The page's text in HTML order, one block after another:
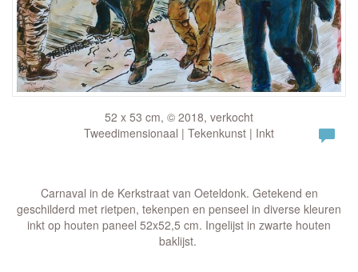
52 x 53 cm, © 2018, verkocht
Tweedimensionaal | Tekenkunst | Inkt
Carnaval in de Kerkstraat van Oeteldonk. Getekend en
geschilderd met rietpen, tekenpen en penseel in diverse kleuren
inkt op houten paneel 52x52,5 cm. Ingelijst in zwarte houten
baklijst.